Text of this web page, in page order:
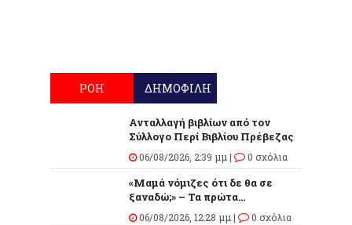
ΡΟΗ ΔΗΜΟΦΙΛΗ
Ανταλλαγή βιβλίων από τον
Σύλλογο Περί Βιβλίου Πρέβεζας
06/08/2026, 2:39 μμ | 0 σχόλια
«Μαμά νόμιζες ότι δε θα σε
ξαναδώ;» – Τα πρώτα...
06/08/2026, 12:28 μμ | 0 σχόλια